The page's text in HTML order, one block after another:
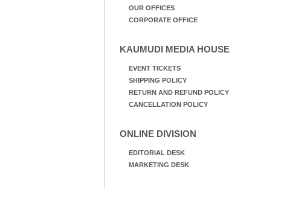
OUR OFFICES
CORPORATE OFFICE
KAUMUDI MEDIA HOUSE
EVENT TICKETS
SHIPPING POLICY
RETURN AND REFUND POLICY
CANCELLATION POLICY
ONLINE DIVISION
EDITORIAL DESK
MARKETING DESK